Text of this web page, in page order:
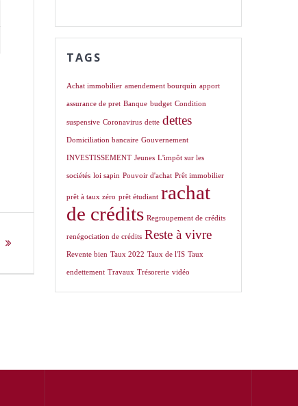
TAGS
Achat immobilier amendement bourquin apport
assurance de pret Banque budget Condition
suspensive Coronavirus dette dettes
Domiciliation bancaire Gouvernement
INVESTISSEMENT Jeunes L'impôt sur les
sociétés loi sapin Pouvoir d'achat Prêt immobilier
prêt à taux zéro prêt étudiant rachat
de crédits Regroupement de crédits
renégociation de crédits Reste à vivre
Revente bien Taux 2022 Taux de l'IS Taux
endettement Travaux Trésorerie vidéo